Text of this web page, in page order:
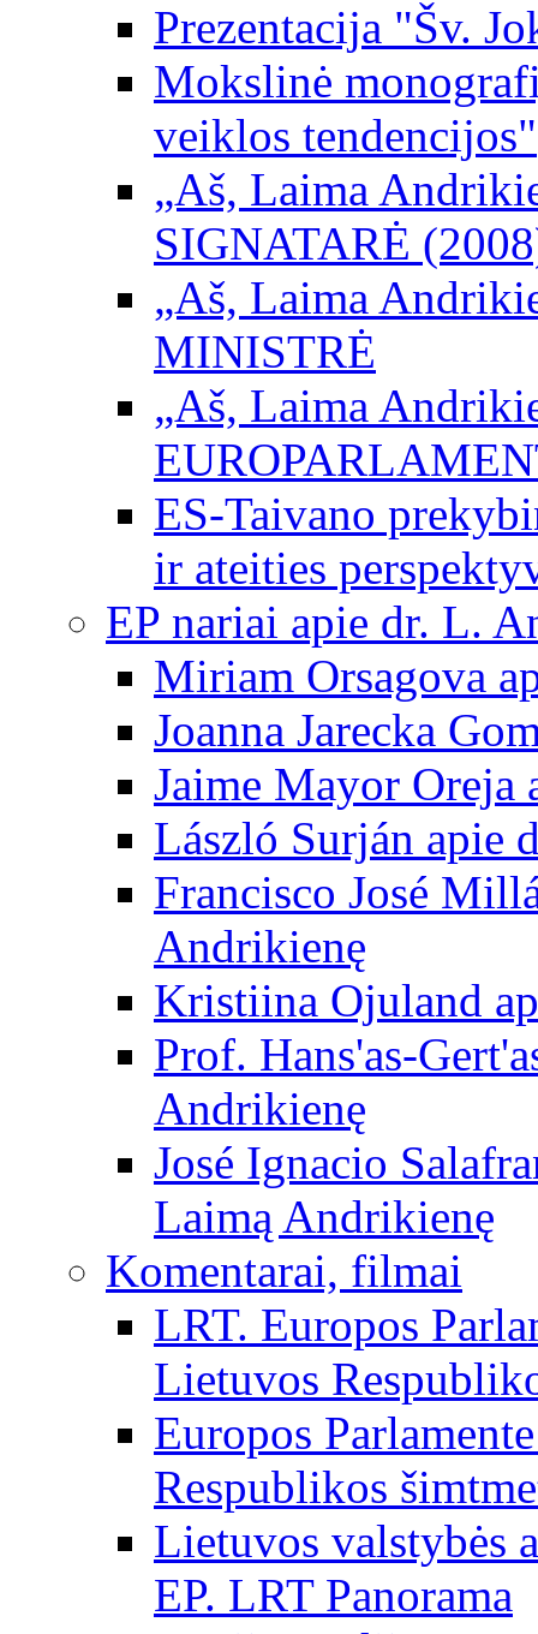
Prezentacija "Šv.
Mokslinė
veiklos tendencijos"
„Aš, Laima
SIGNATARĖ
„Aš, Laima
MINISTRĖ
„Aš, Laima
ES-Taivano
ir ateities
EP nariai apie dr. L.
Miriam Orsagova
Joanna Jarecka
Jaime Mayor Oreja
László Surján apie
Francisco José
Andrikienę
Kristiina Ojuland
Prof. Hans'as-
Andrikienę
José Ignacio
Laimą Andrikienę
Komentarai, filmai
LRT. Europos
Lietuvos
Europos
Respublikos
Lietuvos valstybės
EP. LRT Panorama